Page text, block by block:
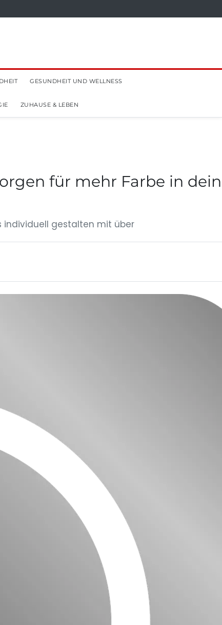
GESUNDHEIT UND WELLNESS
ZUHAUSE & LEBEN
für mehr Farbe in
individuell gestalten mit über